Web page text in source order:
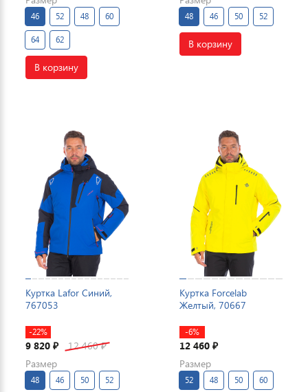
46 52 48 60
64 62
В корзину
48 46 50 52
В корзину
Куртка Lafor Синий,
767053
-22%
9 820 ₽ 12 460₽
Размер
48 46 50 52
Куртка Forcelab
Желтый, 70667
-6%
12 460 ₽
Размер
52 48 50 60